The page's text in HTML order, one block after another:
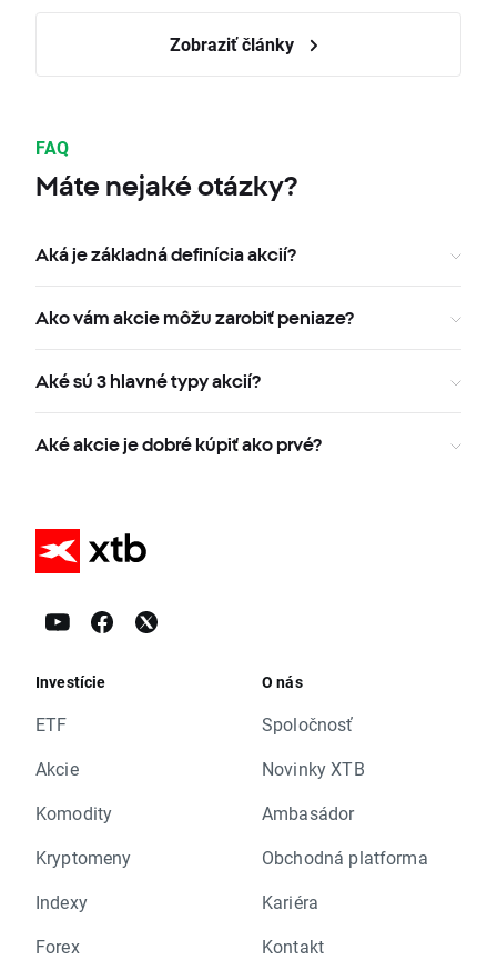
Zobraziť články
FAQ
Máte nejaké otázky?
Aká je základná definícia akcií?
Ako vám akcie môžu zarobiť peniaze?
Aké sú 3 hlavné typy akcií?
Aké akcie je dobré kúpiť ako prvé?
Investície
ETF
Akcie
Komodity
Kryptomeny
Indexy
Forex
O nás
Spoločnosť
Novinky XTB
Ambasádor
Obchodná platforma
Kariéra
Kontakt